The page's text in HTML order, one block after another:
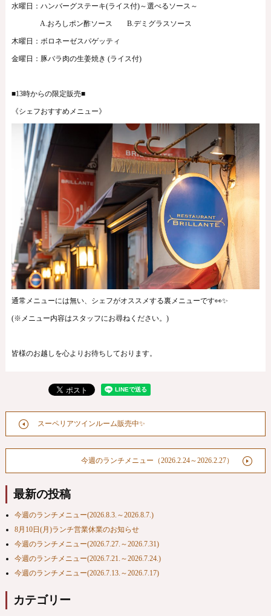
水曜日：ハンバーグステーキ(ライス付)～選べるソース～
A.おろしポン酢ソース B.デミグラスソース
木曜日：ボロネーゼスパゲッティ
金曜日：豚バラ肉の生姜焼き (ライス付)
■13時からの限定販売■
《シェフおすすめメニュー》
通常メニューには無い、シェフがオススメする裏メニューです👀✨
(※メニュー内容はスタッフにお尋ねください。)
皆様のお越しを心よりお待ちしております。
スーペリアツインルーム販売中✨
今週のランチメニュー（2026.2.24～2026.2.27）
最新の投稿
今週のランチメニュー(2026.8.3.～2026.8.7.)
8月10日(月)ランチ営業休業のお知らせ
今週のランチメニュー(2026.7.27.～2026.7.31)
今週のランチメニュー(2026.7.21.～2026.7.24.)
今週のランチメニュー(2026.7.13.～2026.7.17)
カテゴリー